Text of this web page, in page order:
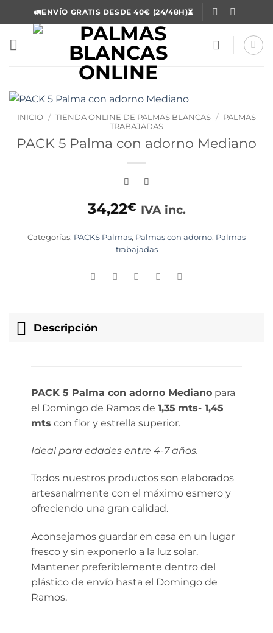
al
contenido
🚛ENVÍO GRATIS DESDE 40€ (24/48H)⏳
INICIO / TIENDA ONLINE DE PALMAS BLANCAS / PALMAS
TRABAJADAS
PACK 5 Palma con adorno Mediano
34,22€ IVA inc.
Categorías: PACKS Palmas, Palmas con adorno, Palmas
trabajadas
Descripción
PACK 5 Palma con adorno Mediano para
el Domingo de Ramos de1,35 mts- 1,45
mts con flor y estrella superior.
Ideal para edades entre 4-7 años.
Todos nuestros productos son elaborados
artesanalmente con el máximo esmero y
ofreciendo una gran calidad.
Aconsejamos guardar en casa en un lugar
fresco y sin exponerlo a la luz solar.
Mantener preferiblemente dentro del
plástico de envío hasta el Domingo de
Ramos.